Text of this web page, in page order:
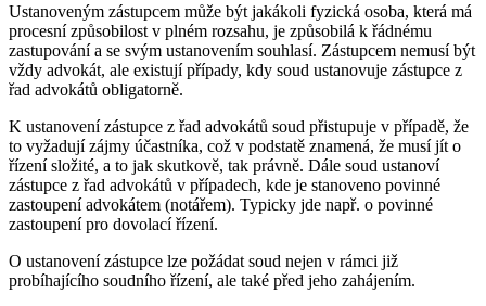
Ustanoveným zástupcem může být jakákoli fyzická osoba, která má
procesní způsobilost v plném rozsahu, je způsobilá k řádnému
zastupování a se svým ustanovením souhlasí. Zástupcem nemusí být
vždy advokát, ale existují případy, kdy soud ustanovuje zástupce z
řad advokátů obligatorně.
K ustanovení zástupce z řad advokátů soud přistupuje v případě, že
to vyžadují zájmy účastníka, což v podstatě znamená, že musí jít o
řízení složité, a to jak skutkově, tak právně. Dále soud ustanoví
zástupce z řad advokátů v případech, kde je stanoveno povinné
zastoupení advokátem (notářem). Typicky jde např. o povinné
zastoupení pro dovolací řízení.
O ustanovení zástupce lze požádat soud nejen v rámci již
probíhajícího soudního řízení, ale také před jeho zahájením.